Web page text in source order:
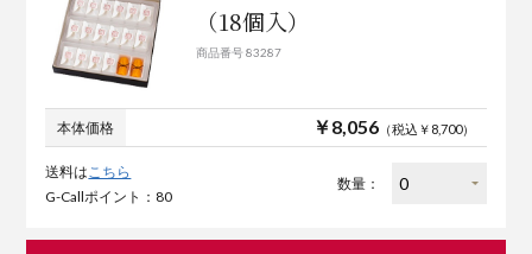
（18個入）
商品番号 83287
本体価格 ￥8,056（税込￥8,700）
送料は こちら
G-Callポイント：80
数量：